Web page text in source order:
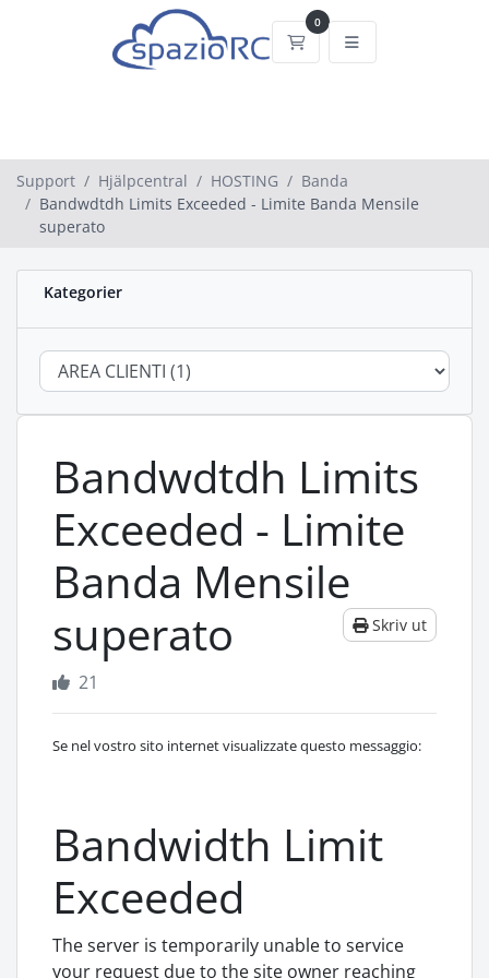
0
Kundvagn
Support Hjälpcentral HOSTING
Banda
Bandwdtdh Limits Exceeded - Limite Banda Mensile
superato
Kategorier
Bandwdtdh Limits
Exceeded - Limite
Banda Mensile
superato
Skriv ut
21
Se nel vostro sito internet visualizzate questo messaggio:
Bandwidth Limit
Exceeded
The server is temporarily unable to service
your request due to the site owner reaching